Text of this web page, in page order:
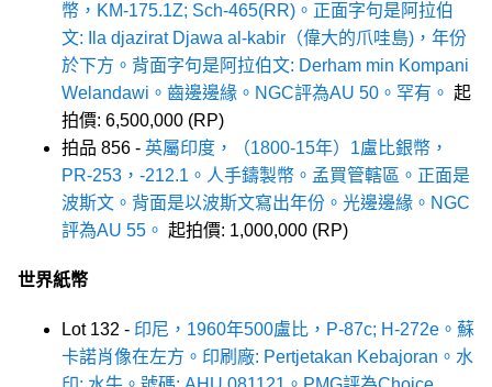
幣，KM-175.1Z; Sch-465(RR)。正面字句是阿拉伯
文: Ila djazirat Djawa al-kabir（偉大的爪哇島)，年份
於下方。背面字句是阿拉伯文: Derham min Kompani
Welandawi。齒邊邊緣。NGC評為AU 50。罕有。 起
拍價: 6,500,000 (RP)
拍品 856 - 英屬印度，（1800-15年）1盧比銀幣，
PR-253，-212.1。人手鑄製幣。孟買管轄區。正面是
波斯文。背面是以波斯文寫出年份。光邊邊緣。NGC
評為AU 55。 起拍價: 1,000,000 (RP)
世界紙幣
Lot 132 - 印尼，1960年500盧比，P-87c; H-272e。蘇
卡諾肖像在左方。印刷廠: Pertjetakan Kebajoran。水